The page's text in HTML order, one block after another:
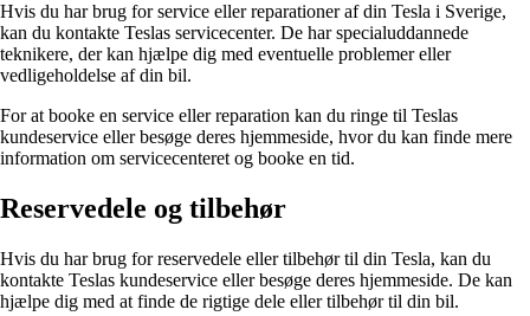
Hvis du har brug for service eller reparationer af din Tesla i Sverige,
kan du kontakte Teslas servicecenter. De har specialuddannede
teknikere, der kan hjælpe dig med eventuelle problemer eller
vedligeholdelse af din bil.
For at booke en service eller reparation kan du ringe til Teslas
kundeservice eller besøge deres hjemmeside, hvor du kan finde mere
information om servicecenteret og booke en tid.
Reservedele og tilbehør
Hvis du har brug for reservedele eller tilbehør til din Tesla, kan du
kontakte Teslas kundeservice eller besøge deres hjemmeside. De kan
hjælpe dig med at finde de rigtige dele eller tilbehør til din bil.